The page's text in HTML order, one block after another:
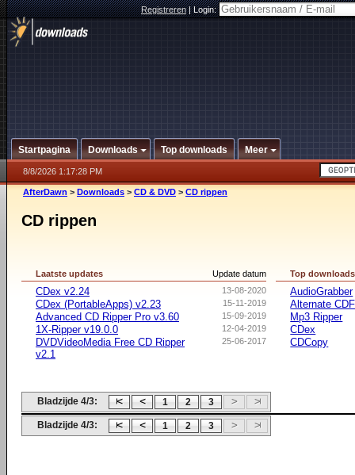
Registreren|Login:
Startpagina Downloads Top downloads Meer
8/8/2026 1:17:28 PM
AfterDawn > Downloads > CD & DVD > CD rippen
CD rippen
Update datum
Laatste updates
13-08-2020
CDex v2.24
15-11-2019
CDex (PortableApps) v2.23
15-09-2019
Advanced CD Ripper Pro v3.60
12-04-2019
1X-Ripper v19.0.0
25-06-2017
DVDVideoMedia Free CD Ripper
v2.1
Top downloads
AudioGrabber
Alternate
Mp3 Ripper
CDex
CDCopy
Bladzijde 4/3: 1 2 3
Bladzijde 4/3: 1 2 3